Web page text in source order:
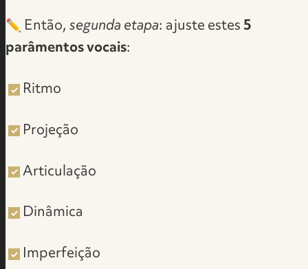
✏️ Então,segunda etapa: ajuste estes5
parâmentos vocais:
Ritmo
Projeção
Articulação
Dinâmica
Imperfeição